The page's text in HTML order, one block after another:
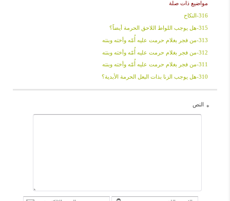
مواضيع ذات صلة
316-النکاح
315-هل یوجب اللواط اللاحق الحرمة أیضاً؟
313-من فجر بغلام حرمت علیه أُمّه وأخته وبنته
312-من فجر بغلام حرمت علیه أُمّه وأخته وبنته
311-من فجر بغلام حرمت علیه أُمّه وأخته وبنته
310-هل یوجب الزنا بذات البعل الحرمة الأبدیة؟
* النص